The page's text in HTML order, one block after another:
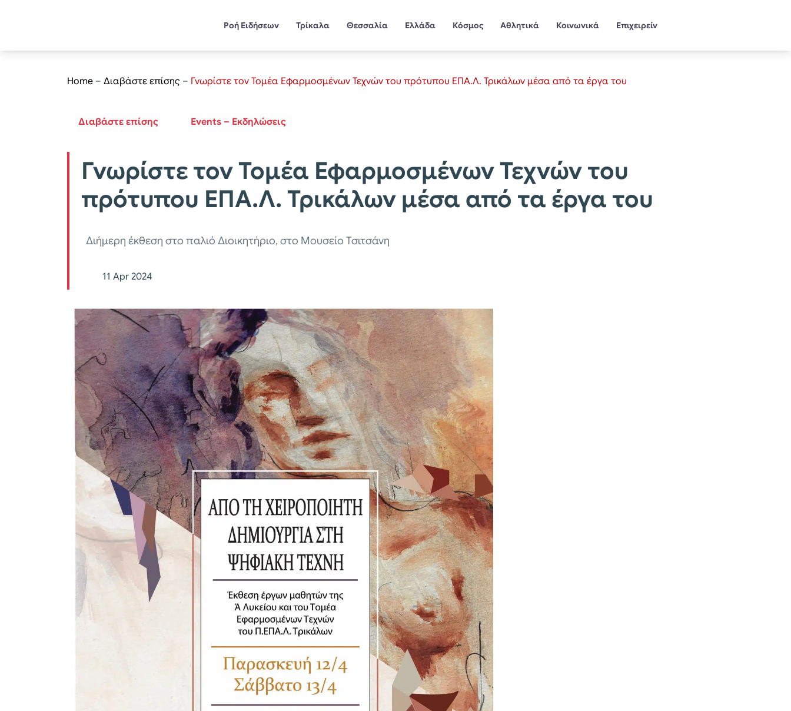
Ροή Ειδήσεων Τρίκαλα Θεσσαλία Ελλάδα Κόσμος Αθλητικά Κοινωνικά Επιχειρείν
Home – Διαβάστε επίσης – Γνωρίστε τον Τομέα Εφαρμοσμένων Τεχνών του πρότυπου ΕΠΑ.Λ. Τρικάλων μέσα από τα έργα του
Διαβάστε επίσης Events – Εκδηλώσεις
Γνωρίστε τον Τομέα Εφαρμοσμένων Τεχνών του
πρότυπου ΕΠΑ.Λ. Τρικάλων μέσα από τα έργα του
Διήμερη έκθεση στο παλιό Διοικητήριο, στο Μουσείο Τσιτσάνη
11 Apr 2024